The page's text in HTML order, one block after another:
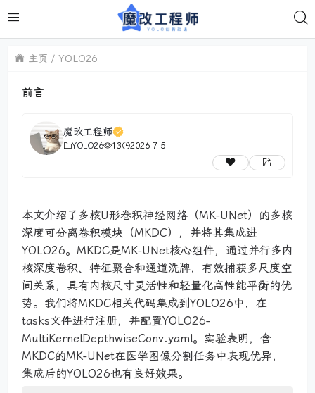
主页 YOLO26
前言
魔改工程师
YOLO26 13 2026-7-5
本文介绍了多核U形卷积神经网络（MK-UNet）的多核
深度可分离卷积模块（MKDC），并将其集成进
YOLO26。MKDC是MK-UNet核心组件，通过并行多内
核深度卷积、特征聚合和通道洗牌，有效捕获多尺度空
间关系，具有内核尺寸灵活性和轻量化高性能平衡的优
势。我们将MKDC相关代码集成到YOLO26中，在
tasks文件进行注册，并配置YOLO26-
MultiKernelDepthwiseConv.yaml。实验表明，含
MKDC的MK-UNet在医学图像分割任务中表现优异，
集成后的YOLO26也有良好效果。